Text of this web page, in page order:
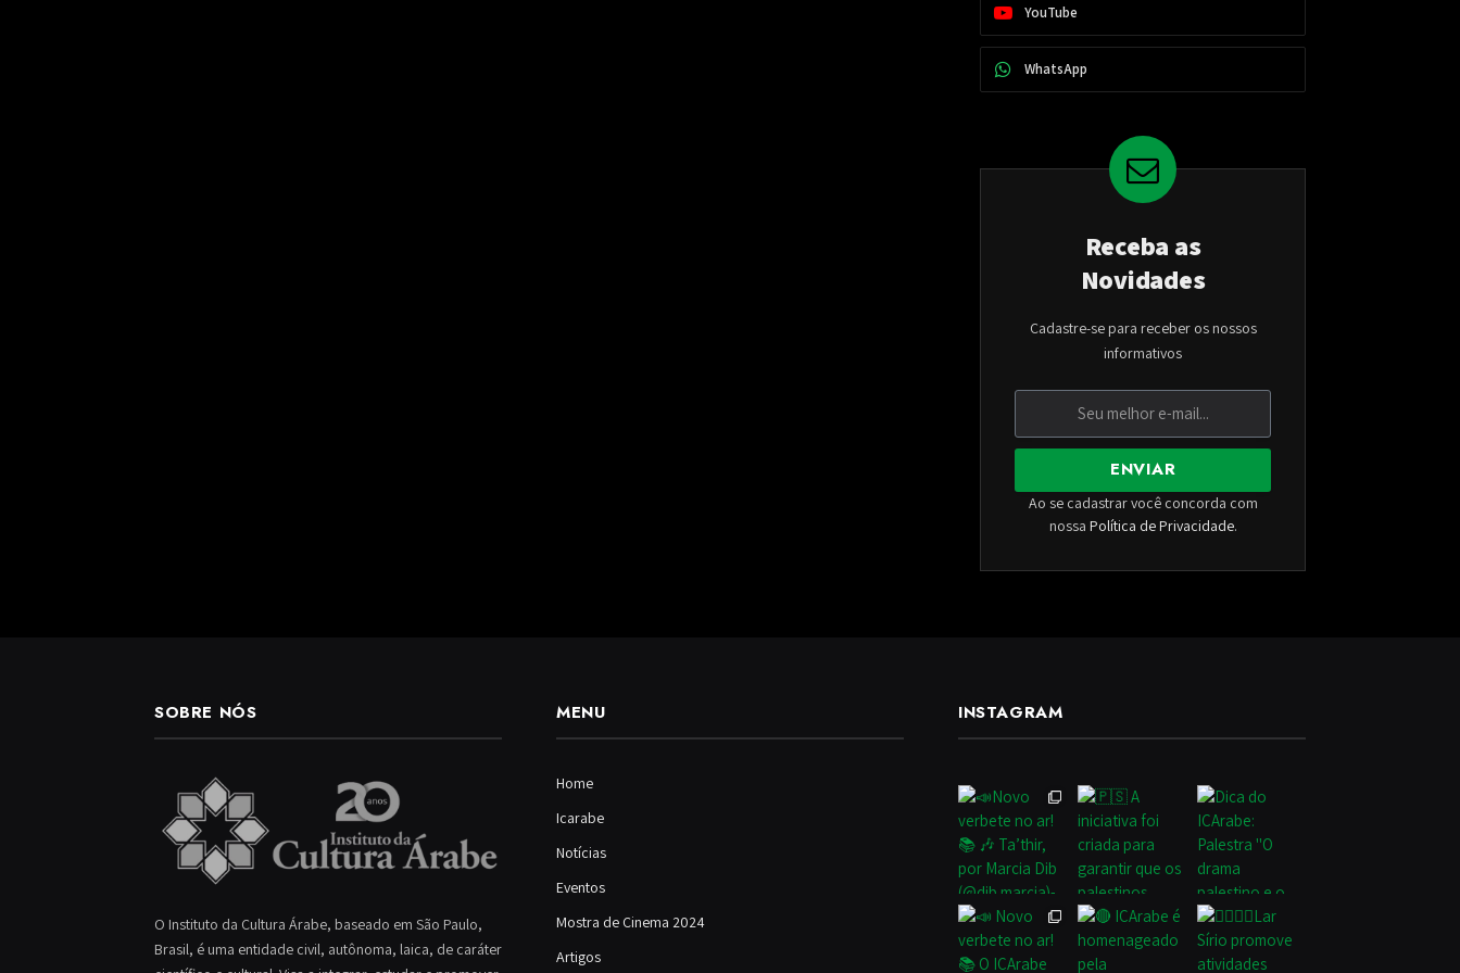
YouTube
WhatsApp
Receba as
Novidades
Cadastre-se para receber os nossos
informativos
ENVIAR
Ao se cadastrar você concorda com
nossa Política de Privacidade.
SOBRE NÓS
O Instituto da Cultura Árabe, baseado em São Paulo,
Brasil, é uma entidade civil, autônoma, laica, de caráter
MENU
Home
Icarabe
Notícias
Eventos
Mostra de Cinema 2024
Artigos
INSTAGRAM